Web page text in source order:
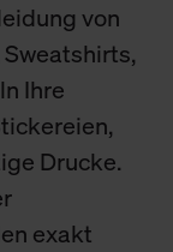
von
Ihre
Drucke.
exakt